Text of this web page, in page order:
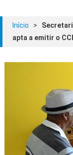
Início >
apta a emitir o